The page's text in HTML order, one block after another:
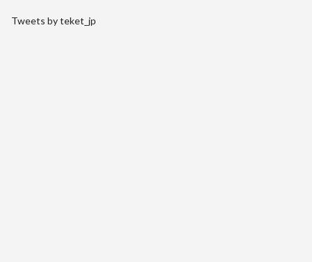
Tweets by teket_jp